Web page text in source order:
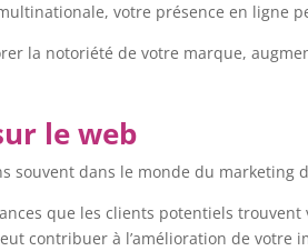
votre présence en ligne
la notoriété de votre marque,
le web
souvent dans le monde du marketing
que les clients potentiels
contribuer à l’amélioration de votre